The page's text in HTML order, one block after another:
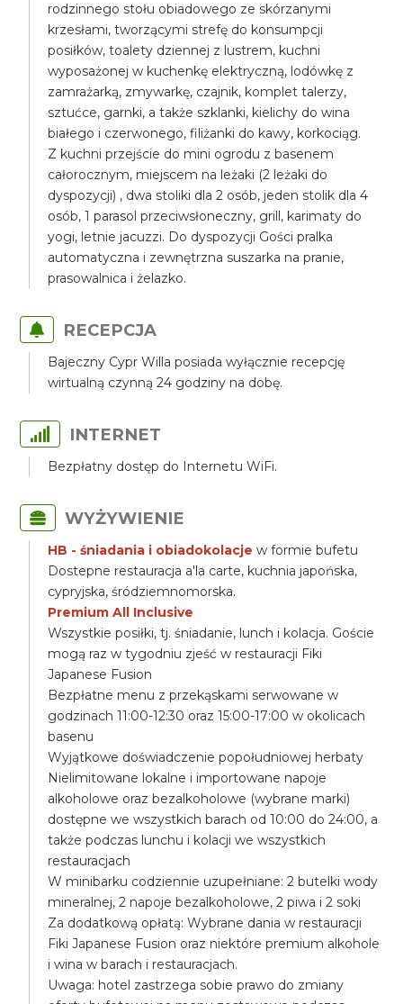
rodzinnego stołu obiadowego ze skórzanymi
krzesłami, tworzącymi strefę do konsumpcji
posiłków, toalety dziennej z lustrem, kuchni
wyposażonej w kuchenkę elektryczną, lodówkę z
zamrażarką, zmywarkę, czajnik, komplet talerzy,
sztućce, garnki, a także szklanki, kielichy do wina
białego i czerwonego, filiżanki do kawy, korkociąg.
Z kuchni przejście do mini ogrodu z basenem
całorocznym, miejscem na leżaki (2 leżaki do
dyspozycji) , dwa stoliki dla 2 osób, jeden stolik dla 4
osób, 1 parasol przeciwsłoneczny, grill, karimaty do
yogi, letnie jacuzzi. Do dyspozycji Gości pralka
automatyczna i zewnętrzna suszarka na pranie,
prasowalnica i żelazko.
RECEPCJA
Bajeczny Cypr Willa posiada wyłącznie recepcję
wirtualną czynną 24 godziny na dobę.
INTERNET
Bezpłatny dostęp do Internetu WiFi.
WYŻYWIENIE
HB - śniadania i obiadokolacjew formie bufetu
Dostepne restauracja a'la carte, kuchnia japońska,
cypryjska, śródziemnomorska.
Premium All Inclusive
Wszystkie posiłki, tj. śniadanie, lunch i kolacja. Goście
mogą raz w tygodniu zjeść w restauracji Fiki
Japanese Fusion
Bezpłatne menu z przekąskami serwowane w
godzinach 11:00-12:30 oraz 15:00-17:00 w okolicach
basenu
Wyjątkowe doświadczenie popołudniowej herbaty
Nielimitowane lokalne i importowane napoje
alkoholowe oraz bezalkoholowe (wybrane marki)
dostępne we wszystkich barach od 10:00 do 24:00, a
także podczas lunchu i kolacji we wszystkich
restauracjach
W minibarku codziennie uzupełniane: 2 butelki wody
mineralnej, 2 napoje bezalkoholowe, 2 piwa i 2 soki
Za dodatkową opłatą: Wybrane dania w restauracji
Fiki Japanese Fusion oraz niektóre premium alkohole
i wina w barach i restauracjach.
Uwaga: hotel zastrzega sobie prawo do zmiany